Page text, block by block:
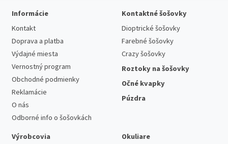
Informácie
Kontakt
Doprava a platba
Výdajné miesta
Vernostný program
Obchodné podmienky
Reklamácie
O nás
Odborné info o šošovkách
Kontaktné šošovky
Dioptrické šošovky
Farebné šošovky
Crazy šošovky
Roztoky na šošovky
Očné kvapky
Púzdra
Výrobcovia
Okuliare